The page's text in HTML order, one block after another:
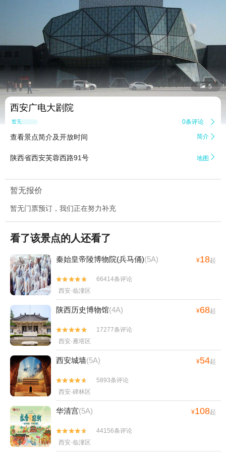
 5
西安广电大剧院
暂无点评 0条评论 
查看景点简介及开放时间 简介 
陕西省西安芙蓉西路91号 地图 
暂无报价
暂无门票预订，我们正在努力补充
看了该景点的人还看了
秦始皇帝陵博物院(兵马俑)(5A) ¥18起


66414条评论
西安·临潼区
陕西历史博物馆(4A) ¥68起


17277条评论
西安·雁塔区
西安城墙(5A) ¥54起


5893条评论
西安·碑林区
华清宫(5A) ¥108起


44156条评论
西安·临潼区